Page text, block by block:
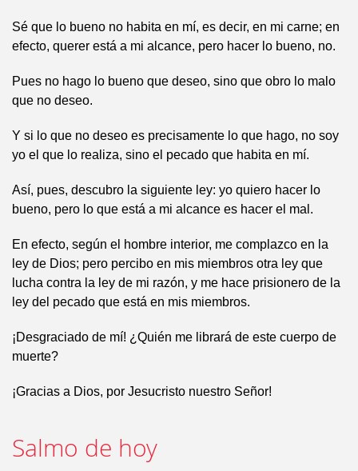
Sé que lo bueno no habita en mí, es decir, en mi carne; en
efecto, querer está a mi alcance, pero hacer lo bueno, no.
Pues no hago lo bueno que deseo, sino que obro lo malo
que no deseo.
Y si lo que no deseo es precisamente lo que hago, no soy
yo el que lo realiza, sino el pecado que habita en mí.
Así, pues, descubro la siguiente ley: yo quiero hacer lo
bueno, pero lo que está a mi alcance es hacer el mal.
En efecto, según el hombre interior, me complazco en la
ley de Dios; pero percibo en mis miembros otra ley que
lucha contra la ley de mi razón, y me hace prisionero de la
ley del pecado que está en mis miembros.
¡Desgraciado de mí! ¿Quién me librará de este cuerpo de
muerte?
¡Gracias a Dios, por Jesucristo nuestro Señor!
Salmo de hoy